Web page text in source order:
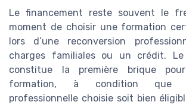
Le financement reste souvent le
moment de choisir une formation
lors d’une reconversion
charges familiales ou un crédit. Le
constitue la première brique
formation, à condition que
professionnelle choisie soit bien